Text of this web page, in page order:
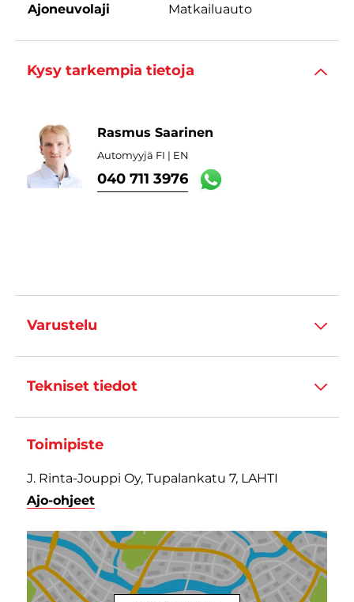
Ajoneuvolaji
Matkailuauto
Kysy tarkempia tietoja
Rasmus Saarinen
Automyyjä FI | EN
040 711 3976
Varustelu
Tekniset tiedot
Toimipiste
J. Rinta-Jouppi Oy, Tupalankatu 7, LAHTI
Ajo-ohjeet